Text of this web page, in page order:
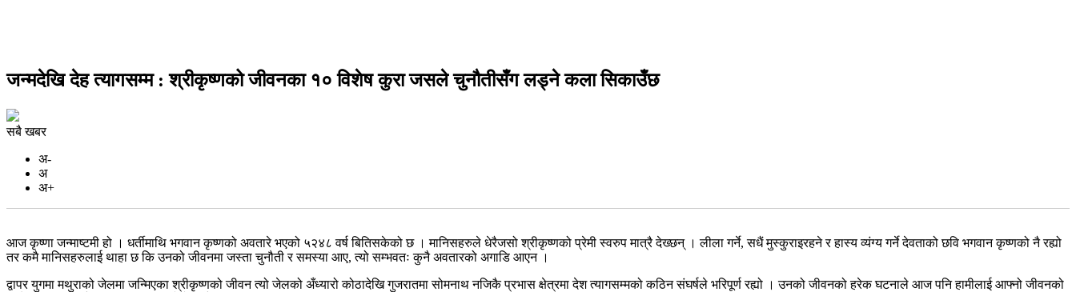
जन्मदेखि देह त्यागसम्म : श्रीकृष्णको जीवनका १० विशेष कुरा जसले चुनौतीसँग लड्ने कला सिकाउँछ
सबै खबर
अ-
अ
अ+
आज कृष्णा जन्माष्टमी हो । धर्तीमाथि भगवान कृष्णको अवतारे भएको ५२४८ वर्ष बितिसकेको छ । मानिसहरुले धेरैजसो श्रीकृष्णको प्रेमी स्वरुप मात्रै देख्छन् । लीला गर्ने, सधैं मुस्कुराइरहने र हास्य व्यंग्य गर्ने देवताको छवि भगवान कृष्णको नै रह्यो
तर कमै मानिसहरुलाई थाहा छ कि उनको जीवनमा जस्ता चुनौती र समस्या आए, त्यो सम्भवतः कुनै अवतारको अगाडि आएन ।
द्वापर युगमा मथुराको जेलमा जन्मिएका श्रीकृष्णको जीवन त्यो जेलको अँध्यारो कोठादेखि गुजरातमा सोमनाथ नजिकै प्रभास क्षेत्रमा देश त्यागसम्मको कठिन संघर्षले भरिपूर्ण रह्यो । उनको जीवनको हरेक घटनाले आज पनि हामीलाई आफ्नो जीवनको